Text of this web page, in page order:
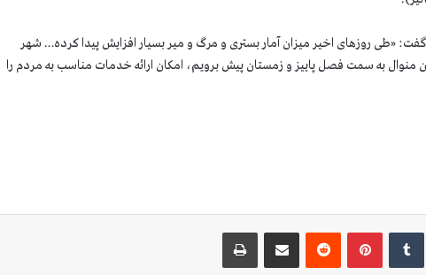
«طی روزهای اخیر میزان آمار بستری و مرگ و میر بسیار افزایش پیدا کرده… شهر
منوال به سمت فصل پاییز و زمستان پیش برویم، امکان ارائه خدمات مناسب به مردم را
‫پین‌ترست ‫رددیت